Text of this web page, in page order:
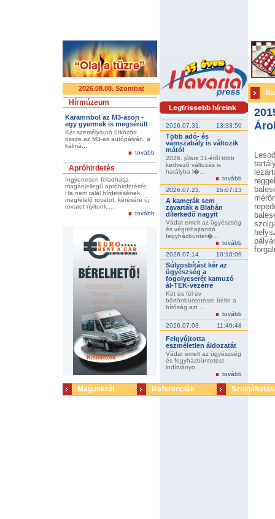
2026.08.08. Szombat
Hírmúzeum
Karamnbol az M3-ason -
egy gyermek is megsérült
Két személyautó ütközött
össze az M3-as autópályán, a
kálmá...
tovább
Apróhirdetés
Ingyenesen feladhatja
magánjellegű apróhirdetését.
Ha nem talál hírdetésének
megfelelő rovatot, kérésére új
rovatot nyitunk....
tovább
2026.07.31. 13:33:50
Több adó- és
vámszabály is változik
mától
2026. július 31-étõl több
kedvezõ változás is
hatályba l�...
tovább
2026.07.23.
15:07:13
A kamerák sem
zavarták a Blahán
dílerkedõ nagyit
Vádat emelt az ügyészség
és végrehajtandó
fegyházbüntet�...
tovább
2026.07.14.
10:10:09
Súlyosbítást kér az
ügyészség a
fogolycserét kamuzó
ál-TEK-vezérre
Két és fél év
börtönbüntetésre ítélte a
bíróság azt ...
tovább
2026.07.03.
11:40:48
Felgyújtotta
eszméletlen áldozatát
Vádat emelt az ügyészség
és fegyházbüntetést
indítványo...
tovább
Magunkról Referenciák